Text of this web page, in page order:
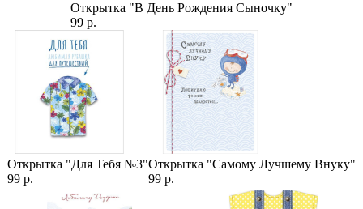
Открытка "В День Рождения Сыночку"
99 р.
Открытка "Для Тебя №3"
99 р.
Открытка "Самому Лучшему Внуку"
99 р.